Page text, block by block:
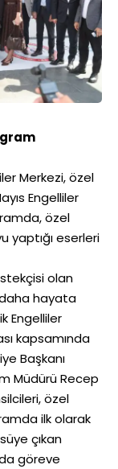
Merkezi, özel
Engelliler
özel
yaptığı eserleri
olan
daha hayata
Engelliler
kapsamında
Başkanı
Müdürü Recep
özel
ilk olarak
çıkan
göreve